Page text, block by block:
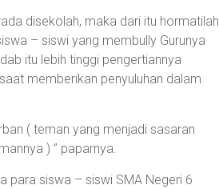
disekolah, maka dari itu hormatilah
– siswi yang membully Gurunya
itu lebih tinggi pengertiannya
memberikan penyuluhan dalam
( teman yang menjadi sasaran
) ” paparnya.
para siswa – siswi SMA Negeri 6